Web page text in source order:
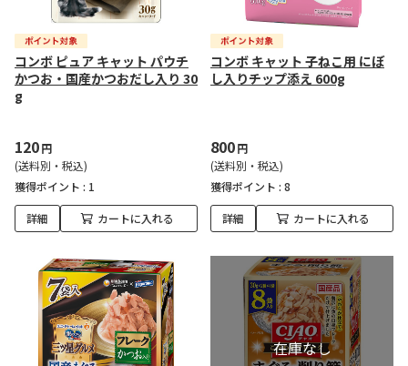
コンボ ピュア キャット パウチ
かつお・国産かつおだし入り 30
g
120円
(送料別・税込)
獲得ポイント : 1
詳細 カートに入れる
コンボ キャット 子ねこ用 にぼ
し入りチップ添え 600g
800円
(送料別・税込)
獲得ポイント : 8
詳細 カートに入れる